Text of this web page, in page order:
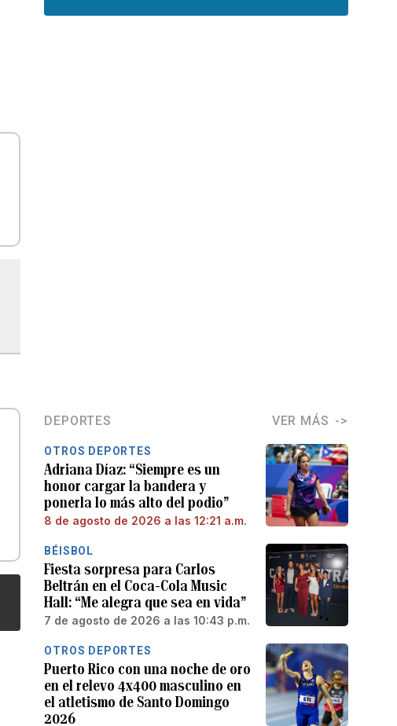
DEPORTES VER MÁS
OTROS DEPORTES
Adriana Díaz: “Siempre es un
honor cargar la bandera y
ponerla lo más alto del podio”
8 de agosto de 2026 a las 12:21 a.m.
BÉISBOL
Fiesta sorpresa para Carlos
Beltrán en el Coca-Cola Music
Hall: “Me alegra que sea en vida”
7 de agosto de 2026 a las 10:43 p.m.
OTROS DEPORTES
Puerto Rico con una noche de oro
en el relevo 4x400 masculino en
el atletismo de Santo Domingo
2026